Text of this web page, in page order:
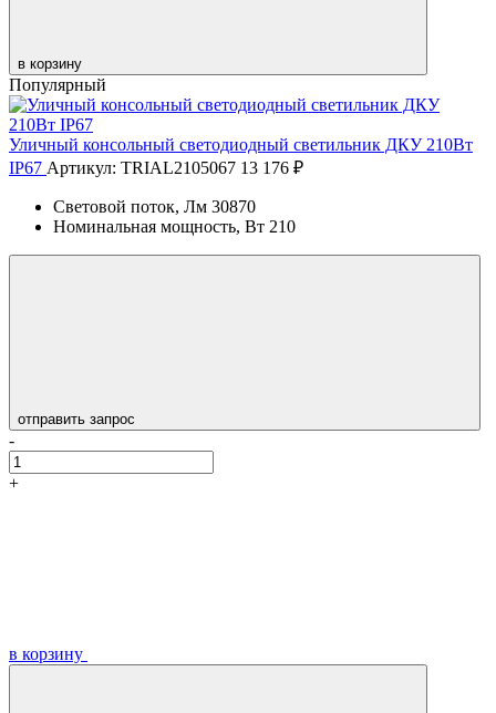
в корзину
Популярный
Уличный консольный светодиодный светильник ДКУ 210Вт
IP67 Артикул: TRIAL2105067 13 176 ₽
Световой поток, Лм 30870
Номинальная мощность, Вт 210
отправить запрос
-
+
в корзину